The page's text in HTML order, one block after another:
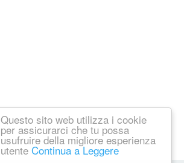
Questo sito web utilizza i cookie
per assicurarci che tu possa
usufruire della migliore esperienza
utente Continua a Leggere